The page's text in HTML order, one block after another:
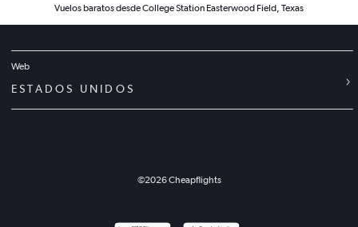
Vuelos baratos desde College Station Easterwood Field, Texas
Web
ESTADOS UNIDOS
©2026Cheapflights